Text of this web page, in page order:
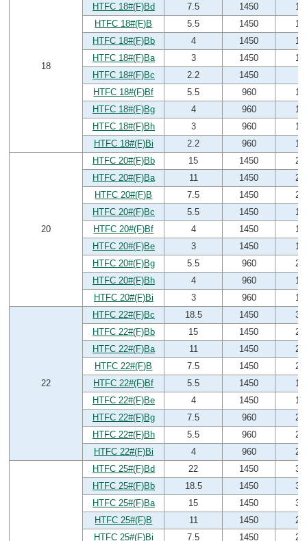
18
HTFC 18#(F)Bd
7.5 1450
HTFC 18#(F)B
5.5 1450
HTFC 18#(F)Bb
4 1450
HTFC 18#(F)Ba
3 1450
HTFC 18#(F)Bc
2.2 1450
HTFC 18#(F)Bf
5.5 960
HTFC 18#(F)Bg
4 960
HTFC 18#(F)Bh
3 960
HTFC 18#(F)Bi
2.2 960
20
HTFC 20#(F)Bb 15 1450
HTFC 20#(F)Ba
11 1450
HTFC 20#(F)B
7.5 1450
HTFC 20#(F)Bc
5.5 1450
HTFC 20#(F)Bf
4 1450
HTFC 20#(F)Be
3 1450
HTFC 20#(F)Bg
5.5 960
HTFC 20#(F)Bh
4 960
HTFC 20#(F)Bi
3 960
22
HTFC 22#(F)Bc 18.5 1450
HTFC 22#(F)Bb
15 1450
HTFC 22#(F)Ba
11 1450
HTFC 22#(F)B
7.5 1450
HTFC 22#(F)Bf
5.5 1450
HTFC 22#(F)Be
4 1450
HTFC 22#(F)Bg
7.5 960
HTFC 22#(F)Bh
5.5 960
HTFC 22#(F)Bi
4 960
HTFC 25#(F)Bd 22 1450
HTFC 25#(F)Bb
18.5 1450
HTFC 25#(F)Ba
15 1450
HTFC 25#(F)B
11 1450
HTFC 25#(F)Bi
7.5 1450